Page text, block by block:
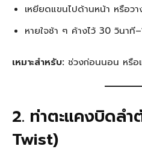
เหยียดแขนไปด้านหน้า หรือวา
หายใจช้า ๆ ค้างไว้ 30 วินาที
เหมาะสำหรับ: ช่วงก่อนนอน หรือ
2. ท่าตะแคงบิดล
Twist)